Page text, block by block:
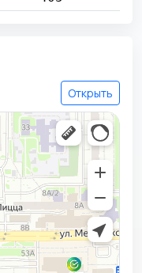
Открыть